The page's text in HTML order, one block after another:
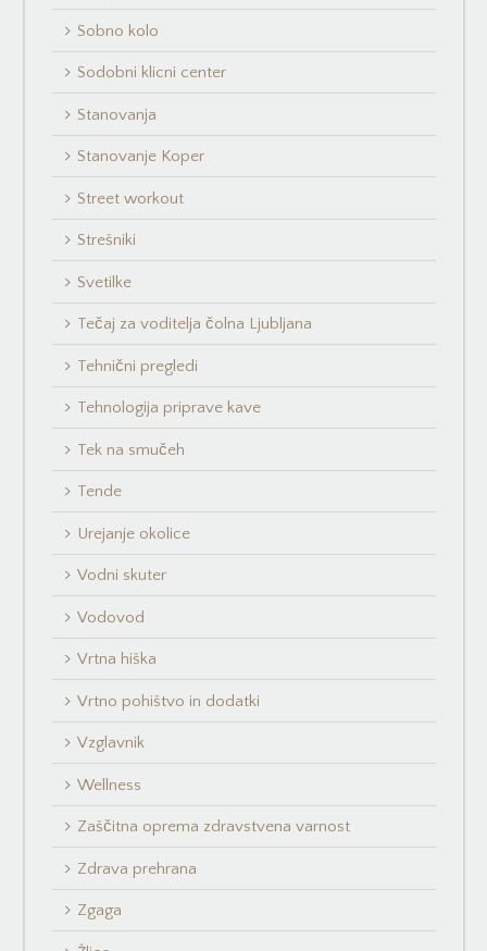
Sobno kolo
Sodobni klicni center
Stanovanja
Stanovanje Koper
Street workout
Strešniki
Svetilke
Tečaj za voditelja čolna Ljubljana
Tehnični pregledi
Tehnologija priprave kave
Tek na smučeh
Tende
Urejanje okolice
Vodni skuter
Vodovod
Vrtna hiška
Vrtno pohištvo in dodatki
Vzglavnik
Wellness
Zaščitna oprema zdravstvena varnost
Zdrava prehrana
Zgaga